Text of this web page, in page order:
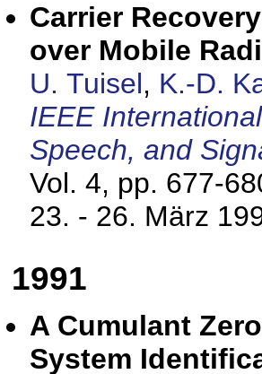
Carrier
over Mobile
U. Tuisel, K.-D.
IEEE
Speech, and
Vol. 4, pp. 677-
23. - 26. März
1991
A Cumulant
System